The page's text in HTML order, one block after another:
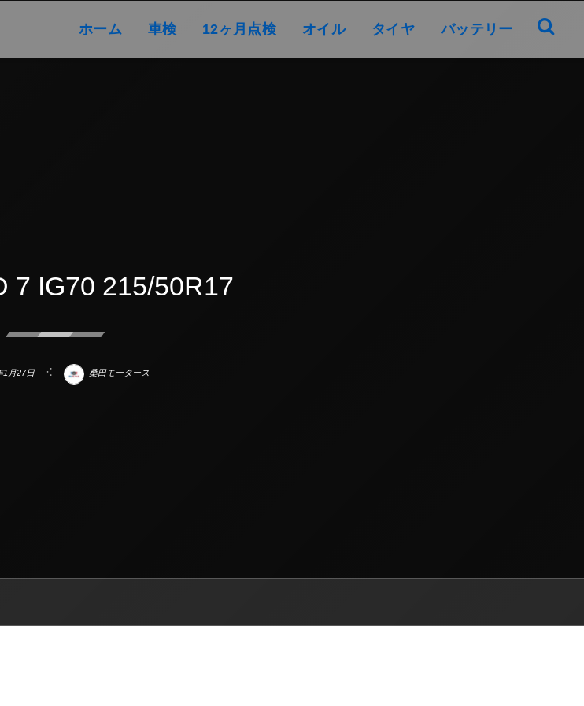
ホーム
ホーム 車検
車検 12ヶ月点検 オイル
オイル タイヤ
タイヤ バッテリー
バッテリー
7 IG70 215/50R17
1月27日 桑田モータース